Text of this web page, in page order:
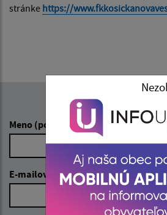
stránke https://
Meno (povinné)
E-mailová adresa (povinné)